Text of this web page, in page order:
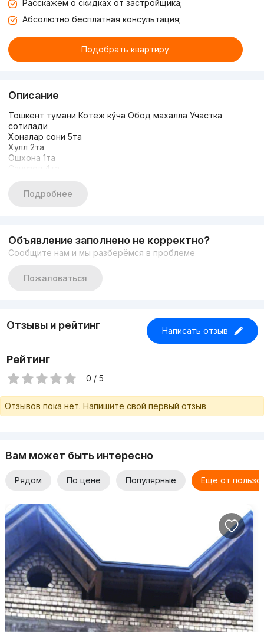
Расскажем о скидках от застройщика;
Абсолютно бесплатная консультация;
Подобрать квартиру
Описание
Тошкент тумани Котеж кўча Обод махалла Участка
сотилади
Хоналар сони 5та
Хулл 2та
Ошхона 1та
Санузел 4та
Сотиги 3сотх
Нархи: Келишилади
Подробнее
Объявление заполнено не корректно?
Сообщите нам и мы разберёмся в проблеме
Пожаловаться
Отзывы и рейтинг Написать отзыв
Рейтинг
0 / 5
Отзывов пока нет. Напишите свой первый отзыв
Вам может быть интересно
Рядом По цене Популярные Еще от